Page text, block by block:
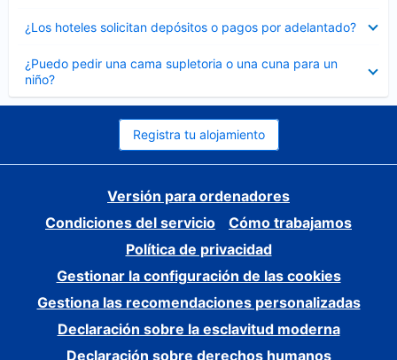
¿Los hoteles solicitan depósitos o pagos por adelantado?
cerrado
¿Puedo pedir una cama supletoria o una cuna para un
niño?
cerrado
Registra tu alojamiento
Versión para ordenadores
Condiciones del servicio
Cómo trabajamos
Política de privacidad
Gestionar la configuración de las cookies
Gestiona las recomendaciones personalizadas
Declaración sobre la esclavitud moderna
Declaración sobre derechos humanos